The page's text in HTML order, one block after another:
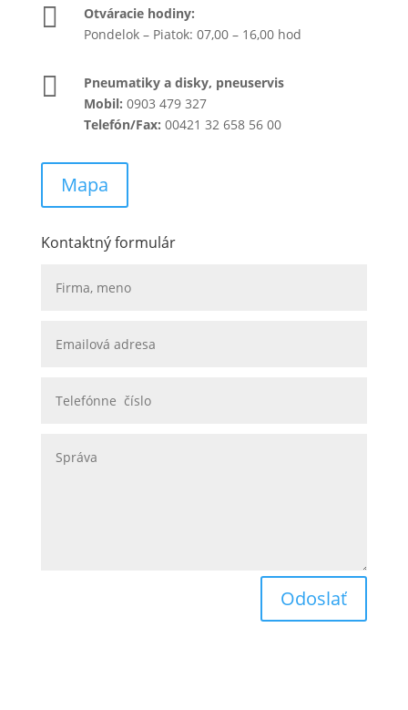

Otváracie hodiny:
Pondelok – Piatok: 07,00 – 16,00 hod

Pneumatiky a disky, pneuservis
Mobil: 0903 479 327
Telefón/Fax: 00421 32 658 56 00
Mapa
Kontaktný formulár
Odoslať